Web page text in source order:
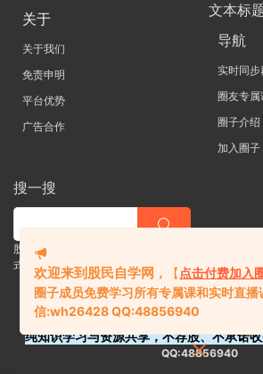
关于
关于我们
免责申明
平台优势
广告合作
文本标
导航
实时同步
圈友专属
圈子介绍
加入圈子
搜一搜
股票 |直播| 外汇| 期货 |金融理财一站
式学习平台
纯知识学习与资源共享，不荐股、不承诺
QQ:48856940
欢迎来到股民自学网 ， 【 点击付费加入
圈子成员免费学习所有专属课和实时直播
信:wh26428 QQ:48856940